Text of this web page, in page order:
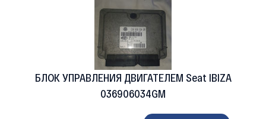
БЛОК УПРАВЛЕНИЯ ДВИГАТЕЛЕМ Seat IBIZA
036906034GM